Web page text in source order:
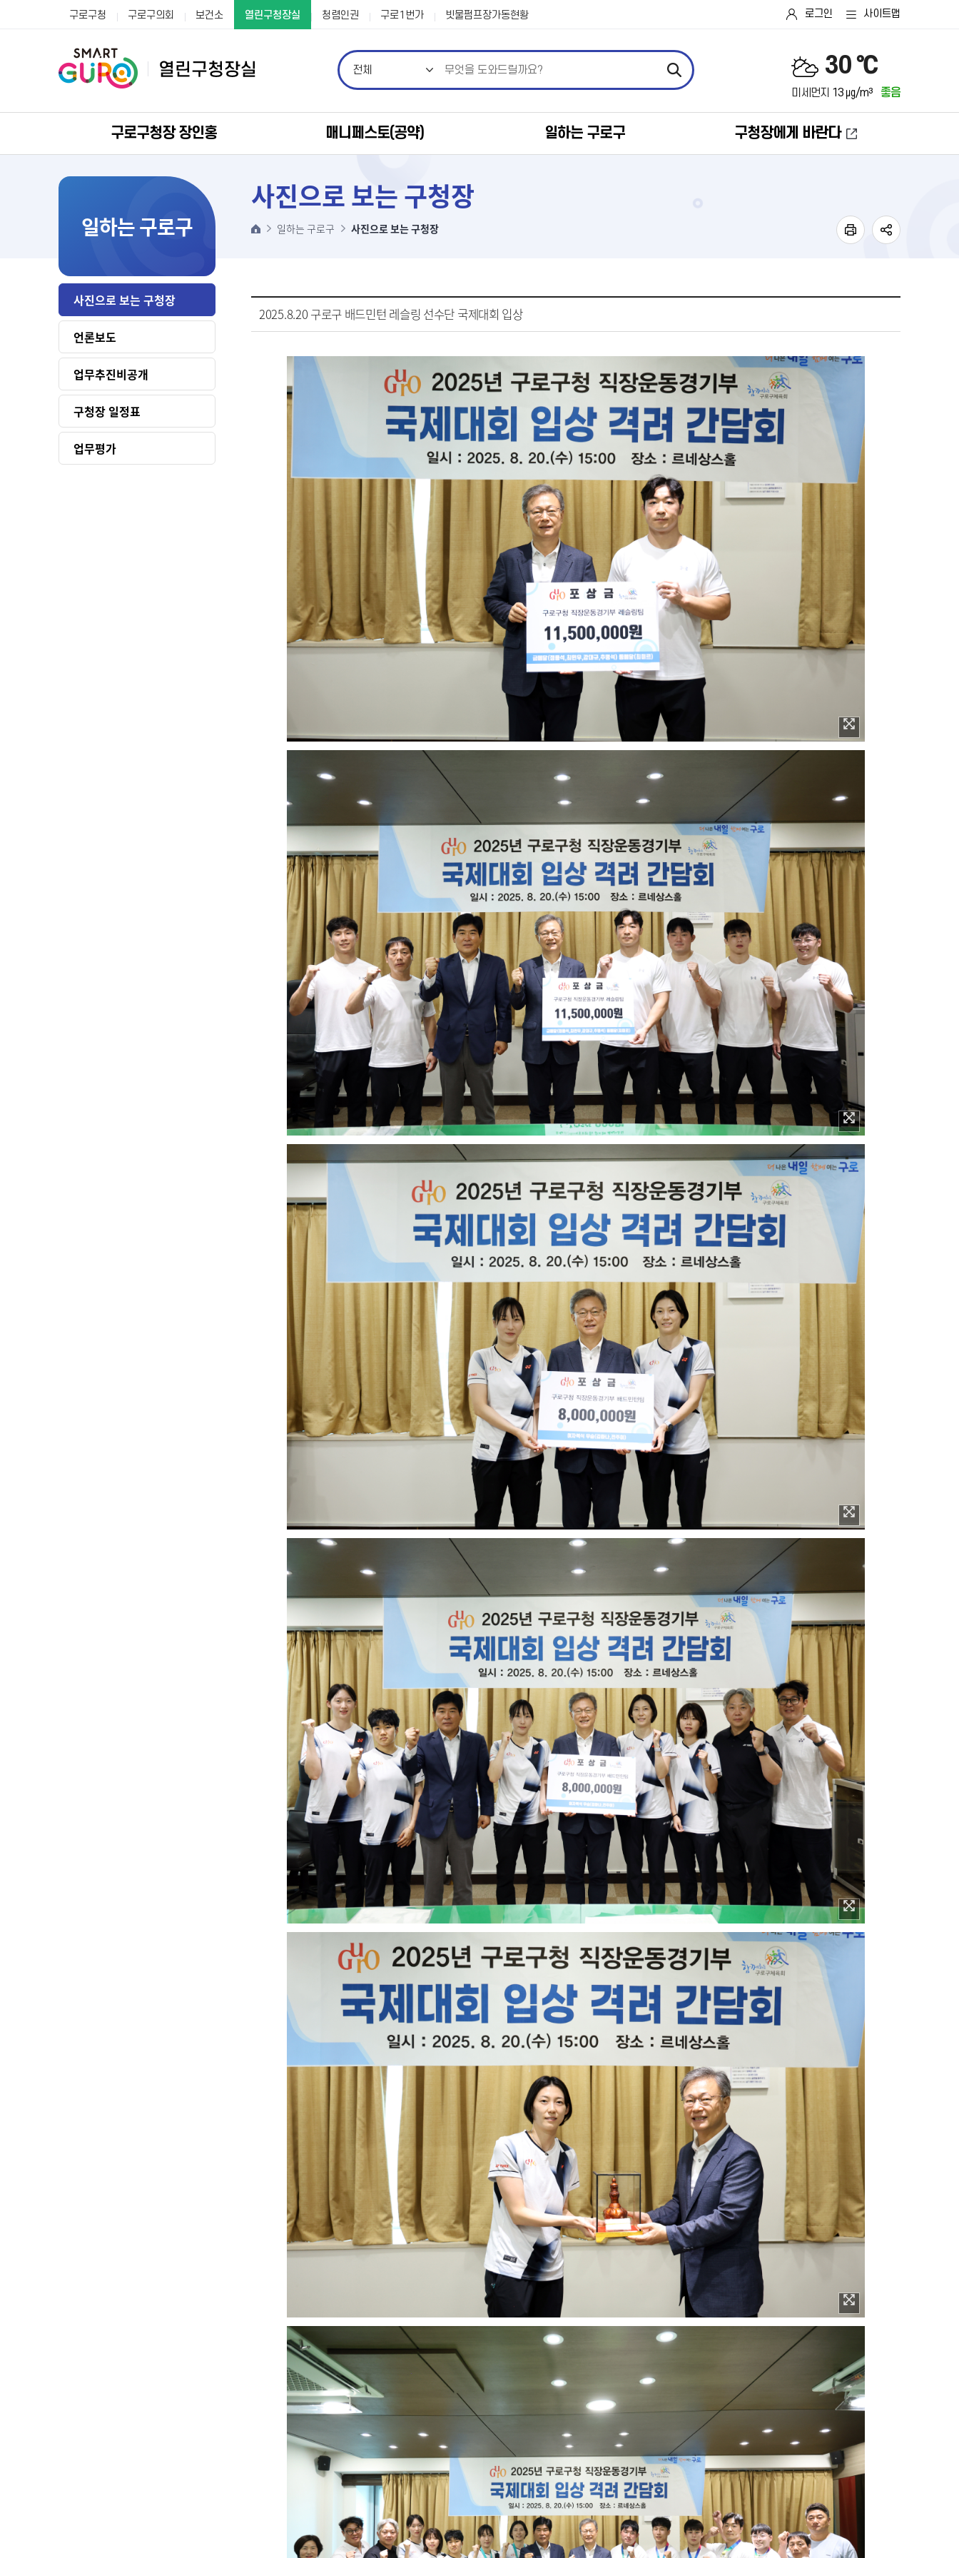
본문 바로가기
구로구청 구로구의회 보건소 열린구청장실 청렴인권 구로1번가 빗물펌프장가동현황 로그인 사이트맵
30 ℃
미세먼지 13 ㎍/m³ 좋음
구로구청장 장인홍 매니페스토(공약) 일하는 구로구 구청장에게 바란다
일하는 구로구
사진으로 보는 구청장
언론보도
업무추진비공개
구청장 일정표
업무평가
사진으로 보는 구청장
일하는 구로구 사진으로 보는 구청장
2025.8.20 구로구 배드민턴 레슬링 선수단 국제대회 입상